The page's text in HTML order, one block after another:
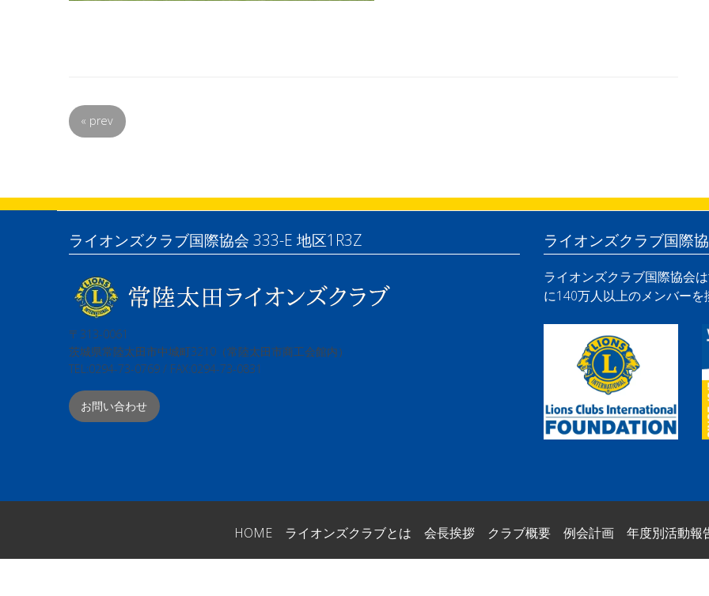
« prev
ライオンズクラブ国際協会 333-E 地区1R3Z
〒313-0061
茨城県常陸太田市中城町3210（常陸太田市商工会館内）
TEL:0294-73-0769 / FAX:0294-73-0831
お問い合わせ
ライオンズクラブ国際
ライオンズクラブ国際協会
に140万人以上のメンバー
HOME ライオンズクラブとは 会長挨拶 クラブ概要 例会計画 年度別活動報